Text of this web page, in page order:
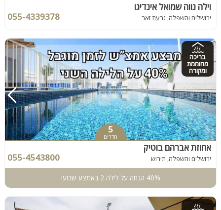
וילה נווה שמואל אינדיגו
ירושלים והשפלה, גבעת זאב 055-4339378
בריכה
מחוממת
ומקורה
5
חדרים
אחוזת אברהם בוטיק
ירושלים והשפלה, תירוש 055-4543800
40% הנחה על לילה 2 באמצע שבוע!